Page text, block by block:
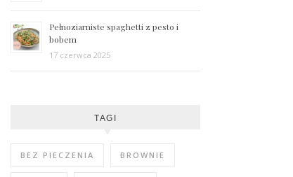
Pełnoziarniste spaghetti z pesto i
bobem
17 czerwca 2025
TAGI
BEZ PIECZENIA BROWNIE